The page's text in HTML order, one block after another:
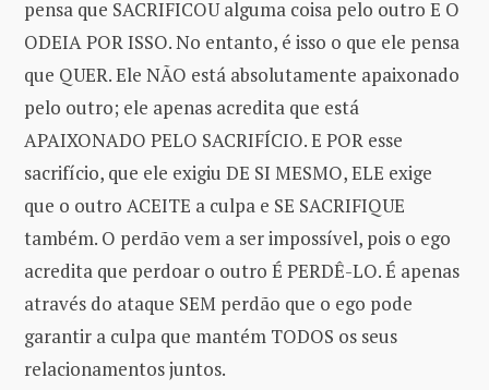
pensa que SACRIFICOU alguma coisa pelo outro E O
ODEIA POR ISSO. No entanto, é isso o que ele pensa
que QUER. Ele NÃO está absolutamente apaixonado
pelo outro; ele apenas acredita que está
APAIXONADO PELO SACRIFÍCIO. E POR esse
sacrifício, que ele exigiu DE SI MESMO, ELE exige
que o outro ACEITE a culpa e SE SACRIFIQUE
também. O perdão vem a ser impossível, pois o ego
acredita que perdoar o outro É PERDÊ-LO. É apenas
através do ataque SEM perdão que o ego pode
garantir a culpa que mantém TODOS os seus
relacionamentos juntos.